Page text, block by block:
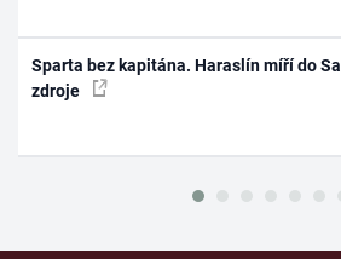
Sparta bez kapitána. Haraslín míří do
zdroje